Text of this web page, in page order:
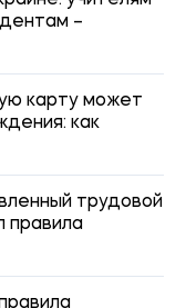
как добиться
августе: кому
данные
крошечных